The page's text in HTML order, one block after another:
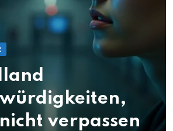
verpassen